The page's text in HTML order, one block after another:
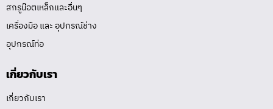
สกรูน๊อตเหล็กและอื่นๆ
เครื่องมือ และ อุปกรณ์ช่าง
อุปกรณ์ท่อ
เกี่ยวกับเรา
เกี่ยวกับเรา